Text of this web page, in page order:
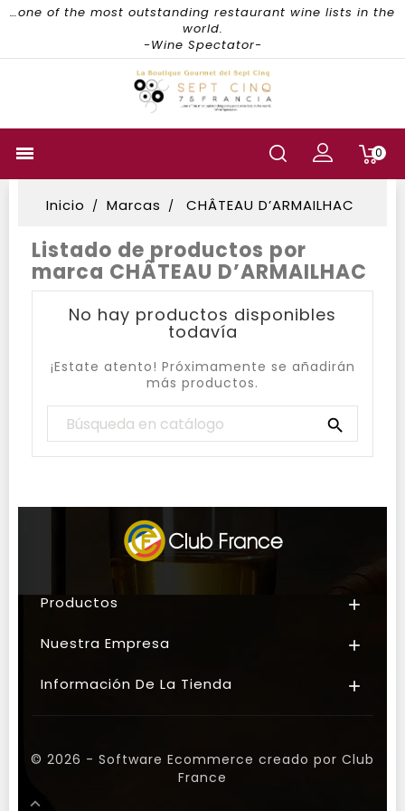
…one of the most outstanding restaurant wine lists in the
world.
-Wine Spectator-
 0
Inicio Marcas CHÂTEAU D’ARMAILHAC
Listado de productos por
marca CHÂTEAU D’ARMAILHAC
No hay productos disponibles
todavía
¡Estate atento! Próximamente se añadirán
más productos.

Productos 
Nuestra Empresa 
Información De La Tienda 
© 2026 - Software Ecommerce creado por Club
France
